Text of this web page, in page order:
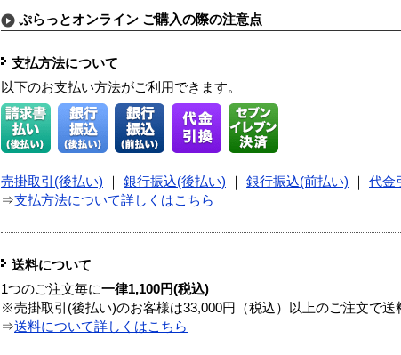
ぷらっとオンライン ご購入の際の注意点
支払方法について
以下のお支払い方法がご利用できます。
売掛取引(後払い) 銀行振込(後払い) 銀行振込(前払い) 代金
⇒支払方法について詳しくはこちら
送料について
1つのご注文毎に一律1,100円(税込)
※売掛取引(後払い)のお客様は33,000円（税込）以上のご注文で送
⇒送料について詳しくはこちら